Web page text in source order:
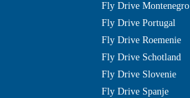
Fly Drive Montenegro
Fly Drive Portugal
Fly Drive Roemenie
Fly Drive Schotland
Fly Drive Slovenie
Fly Drive Spanje